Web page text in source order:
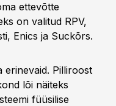
ettevõtte
on valitud RPV,
Enics ja Suckõrs.
erinevaid. Pilliroost
lõi näiteks
füüsilise